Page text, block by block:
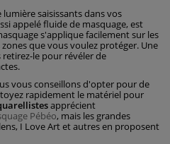
saisissants dans vos
appelé fluide de masquage, est
s'applique facilement sur les
zones que vous voulez protéger. Une
retirez-le pour révéler de
vous conseillons d'opter pour de
rapidement le matériel pour
apprécient
Pébéo, mais les grandes
I Love Art et autres en proposent